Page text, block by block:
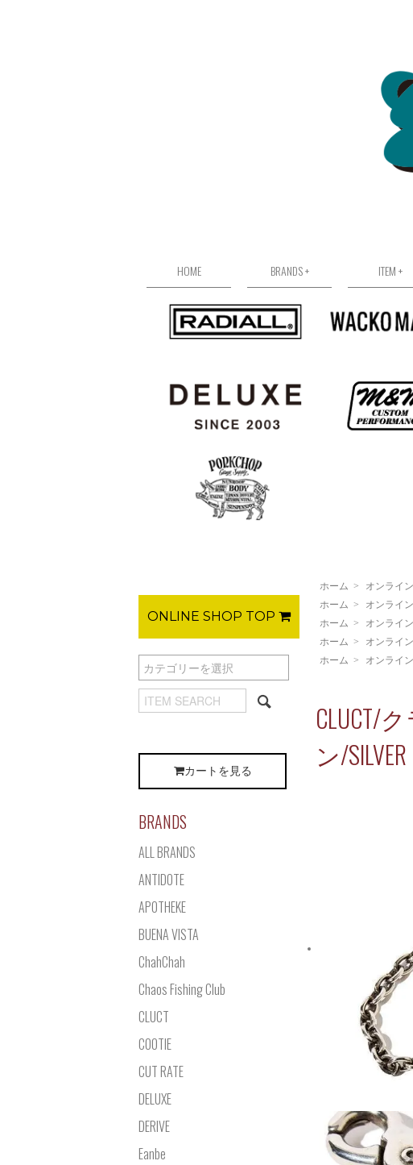
HOME BRANDS + ITEM +
ホーム > オンライ
ホーム > オンライ
ホーム > オンライ
ホーム > オンライ
ホーム > オンライ
CLUCT/
ン/SILVER
ONLINE SHOP TOP
カートを見る
BRANDS
ALL BRANDS
ANTIDOTE
APOTHEKE
BUENA VISTA
ChahChah
Chaos Fishing Club
CLUCT
COOTIE
CUT RATE
DELUXE
DERIVE
Eanbe